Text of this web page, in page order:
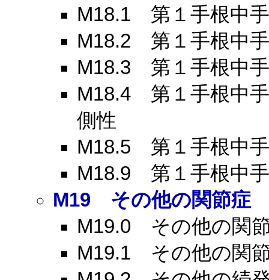
M18.1 第１手根中
M18.2 第１手根中
M18.3 第１手根中
M18.4 第１手根中
側性
M18.5 第１手根中
M18.9 第１手根中
M19 その他の関節症
M19.0 その他の関
M19.1 その他の関